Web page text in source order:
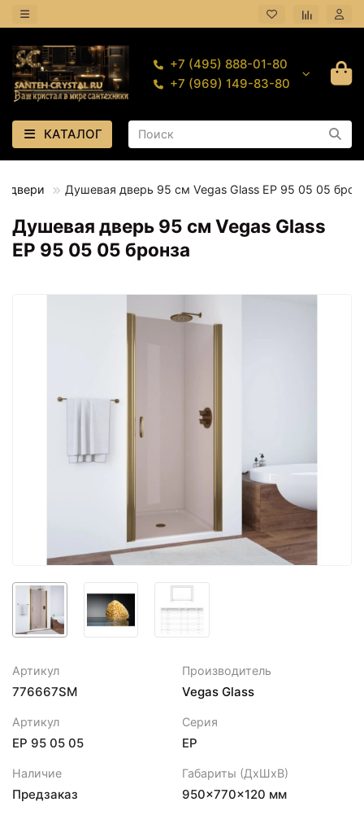
+7 (495) 888-01-80
+7 (969) 149-83-80
КАТАЛОГ
двери Душевая дверь 95 см Vegas Glass ЕР 95 05 05
Душевая дверь 95 см Vegas Glass
ЕР 95 05 05 бронза
Артикул
776667SM
Производитель
Vegas Glass
Артикул
ЕР 95 05 05
Серия
EP
Наличие
Предзаказ
Габариты (ДхШхВ)
950×770×120 мм